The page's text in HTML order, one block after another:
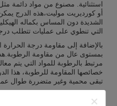
استثنائية. مصنوع من مواد دائمة
أو كورديريت موليت،هذه الدرج
الشديدة دون المساس بكماله
التي تنطوي على عمليات تتطلب
بالإضافة إلى مقاومة درجة الحرارة
بمستوى عال من مقاومة
مرتبط بالرطوبة للمواد التي يتم
خصائصها المقاومة للرطوبة، هذا
تبقى محمية وغير متضررة طوال